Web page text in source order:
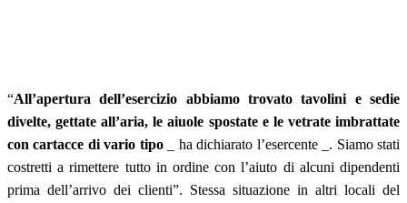
“All’apertura dell’esercizio abbiamo trovato tavolini e sedie
divelte, gettate all’aria, le aiuole spostate e le vetrate imbrattate
con cartacce di vario tipo_ ha dichiarato l’esercente _. Siamo stati
costretti a rimettere tutto in ordine con l’aiuto di alcuni dipendenti
prima dell’arrivo dei clienti”. Stessa situazione in altri locali del